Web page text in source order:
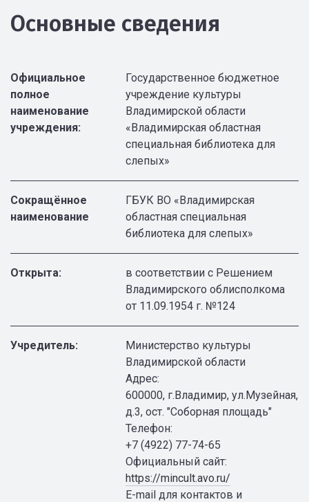
Основные сведения
Официальное
полное
наименование
учреждения:
Государственное бюджетное
учреждение культуры
Владимирской области
«Владимирская областная
специальная библиотека для
слепых»
Сокращённое
наименование
ГБУК ВО «Владимирская
областная специальная
библиотека для слепых»
Открыта:
в соответствии с Решением
Владимирского облисполкома
от 11.09.1954 г. №124
Учредитель:
Министерство культуры
Владимирской области
Адрес:
600000, г.Владимир, ул.Музейная,
д.3, ост. "Соборная площадь"
Телефон:
+7 (4922) 77-74-65
Официальный сайт:
https://mincult.avo.ru/
E-mail для контактов и